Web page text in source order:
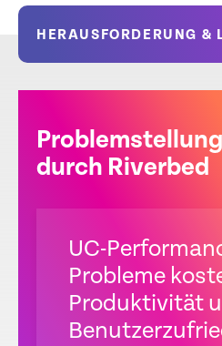
HERAUSFORDERUNG &
durch Riverbed
UC-
Probleme
Produktivität